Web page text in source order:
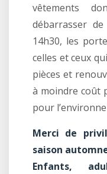
vêtements
débarrasser
14h30, les
celles et ceux
pièces et
à moindre coût
pour
Merci de
saison
Enfants,